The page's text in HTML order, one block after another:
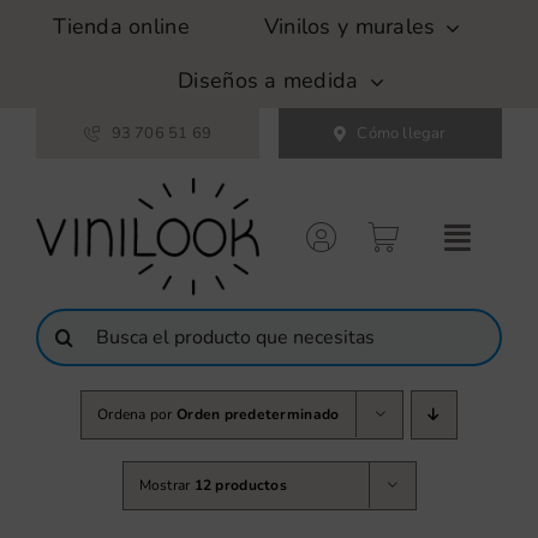
SaltarTienda online
Vinilos y murales
Diseños a medida
93 706 51 69 Cómo llegar
Buscar:
Ordena por Orden predeterminado
Mostrar 12 productos